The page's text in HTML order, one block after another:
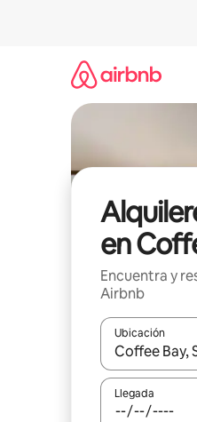
en
Encuentra y
Airbnb
Ubicación
Cuando los
Llegada